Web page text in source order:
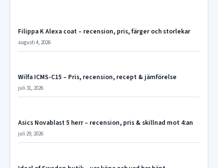
Filippa K Alexa coat – recension, pris, färger och storlekar
augusti 4, 2026
Wilfa ICMS-C15 – Pris, recension, recept & jämförelse
juli 31, 2026
Asics Novablast 5 herr – recension, pris & skillnad mot 4:an
juli 29, 2026